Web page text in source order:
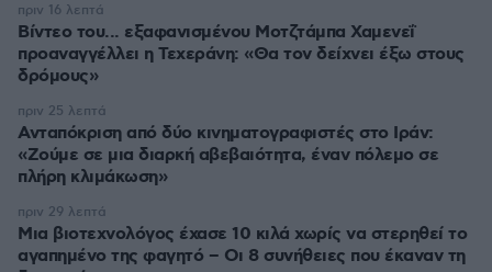
Βίντεο του... εξαφανισμένου Μοτζτάμπα Χαμενεΐ
προαναγγέλλει η Τεχεράνη: «Θα τον δείχνει έξω στους
δρόμους»
πριν 16 λεπτά
Ανταπόκριση από δύο κινηματογραφιστές στο Ιράν:
«Ζούμε σε μια διαρκή αβεβαιότητα, έναν πόλεμο σε
πλήρη κλιμάκωση»
πριν 25 λεπτά
Μια βιοτεχνολόγος έχασε 10 κιλά χωρίς να στερηθεί το
αγαπημένο της φαγητό – Οι 8 συνήθειες που έκαναν τη
πριν 29 λεπτά